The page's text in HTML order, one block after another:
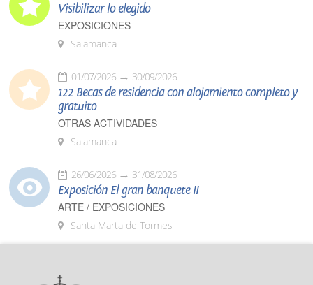
Visibilizar lo elegido
EXPOSICIONES
Salamanca
01/07/2026 30/09/2026
122 Becas de residencia con alojamiento completo y
gratuito
OTRAS ACTIVIDADES
Salamanca
26/06/2026 31/08/2026
Exposición El gran banquete II
ARTE / EXPOSICIONES
Santa Marta de Tormes